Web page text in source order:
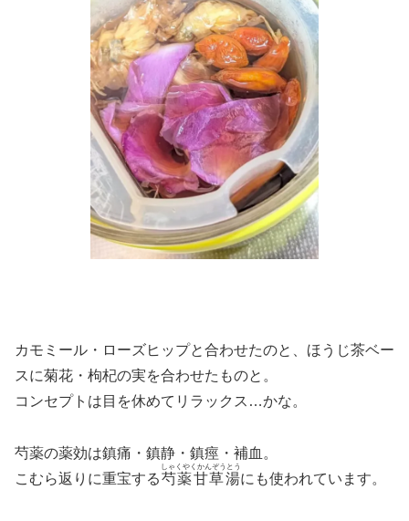
カモミール・ローズヒップと合わせたのと、ほうじ茶ベー
スに菊花・枸杞の実を合わせたものと。
コンセプトは目を休めてリラックス…かな。
芍薬の薬効は鎮痛・鎮静・鎮痙・補血。
こむら返りに重宝する芍薬甘草湯
しゃくやくかんぞうとう
にも使われています。